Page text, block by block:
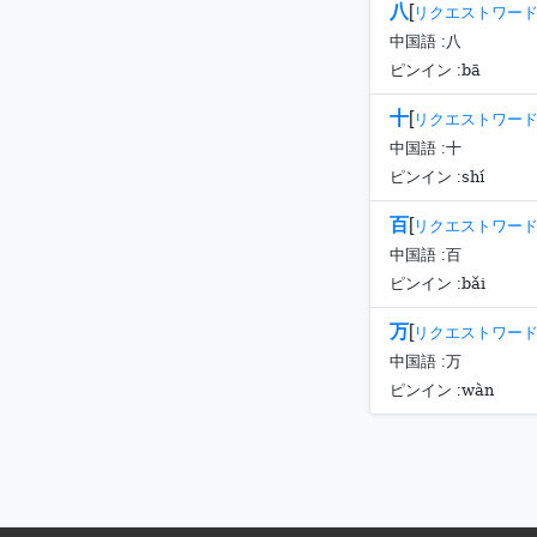
八 [ リクエストワード
中国語 :八
ピンイン :bā
十[ リクエストワード
中国語 :十
ピンイン :shí
百[ リクエストワード
中国語 : 百
ピンイン :bǎi
万[ リクエストワード
中国語 : 万
ピンイン :wàn